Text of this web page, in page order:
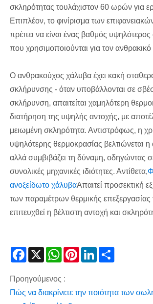
σκληρότητας τουλάχιστον 60 ωρών για
Επιπλέον, το φινίρισμα των
πρέπει να είναι ένας βαθμός υψηλότερος
που χρησιμοποιούνται για τον
Ο ανθρακούχος χάλυβα έχει κακή
σκλήρυνσης - όταν υποβάλλονται σε
σκλήρυνση, απαιτείται χαμηλότερη
διατήρηση της υψηλής αντοχής, με
μειωμένη σκληρότητα. Αντιστρόφως, η
υψηλότερης θερμοκρασίας βελτιώνεται η
αλλά συμβιβάζει τη δύναμη, οδηγώντας
συνολικές μηχανικές ιδιότητες. Αντίθετα,
ανοξείδωτο χάλυβαΑπαιτεί προσεκτική
των παραμέτρων θερμικής επεξεργασίας
επιτευχθεί η βέλτιστη αντοχή και
Facebook
X WhatsAppPinterestLinkedIn
Προηγούμενος :
Πώς να διακρίνετε την ποιότητα των